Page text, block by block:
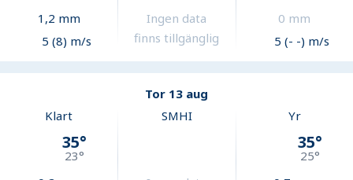
1,2 mm
5 (8) m/s
Ingen data
finns tillgänglig
0 mm
5 (- -) m/s
Tor 13 aug
Klart
35°
23°
SMHI Yr
35°
25°